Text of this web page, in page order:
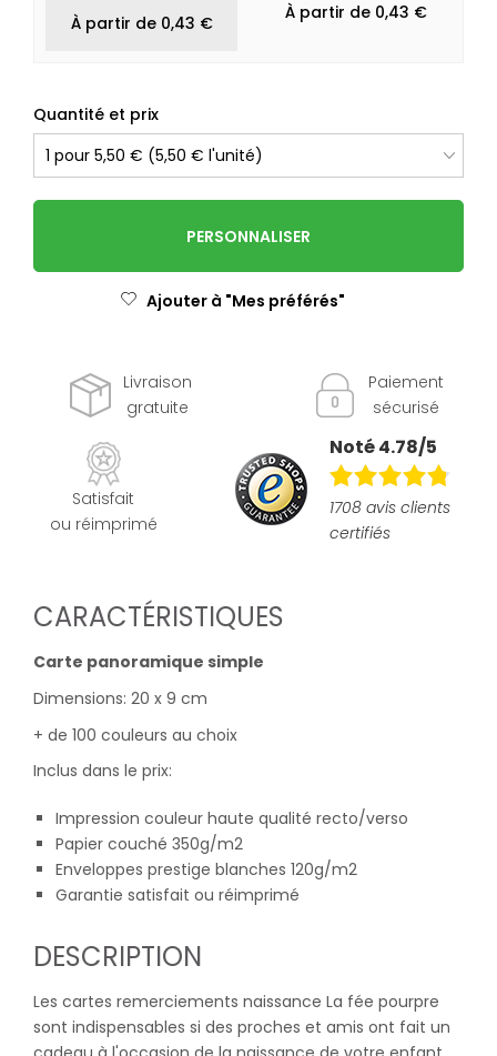
À partir de 0,43 €
À partir de 0,43 €
Quantité et prix
PERSONNALISER
Ajouter à "Mes préférés"
Livraison
gratuite
Paiement
sécurisé
Satisfait
ou réimprimé
Noté 4.78/5
1708 avis clients
certifiés
CARACTÉRISTIQUES
Carte panoramique simple
Dimensions: 20 x 9 cm
+ de 100 couleurs au choix
Inclus dans le prix:
Impression couleur haute qualité recto/verso
Papier couché 350g/m2
Enveloppes prestige blanches 120g/m2
Garantie satisfait ou réimprimé
DESCRIPTION
Les cartes remerciements naissance La fée pourpre
sont indispensables si des proches et amis ont fait un